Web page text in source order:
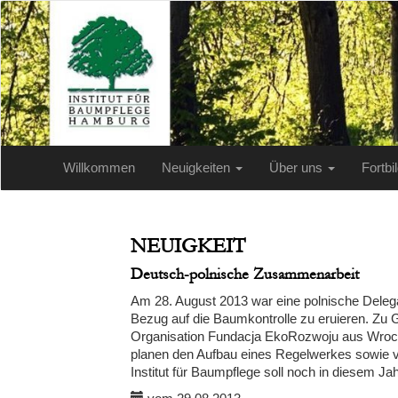
Willkommen Neuigkeiten Über uns
NEUIGKEIT
Deutsch-polnische Zusammenarbeit
Am 28. August 2013 war eine polnische
Bezug auf die Baumkontrolle zu eruieren.
Organisation Fundacja EkoRozwoju aus
planen den Aufbau eines Regelwerkes sowie
Institut für Baumpflege soll noch in diesem